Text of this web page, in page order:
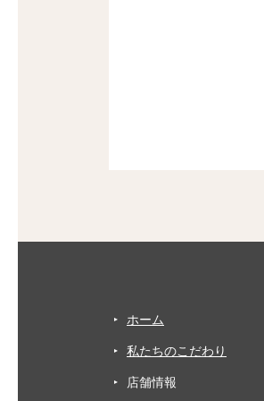
ホーム
私たちのこだわり
店舗情報